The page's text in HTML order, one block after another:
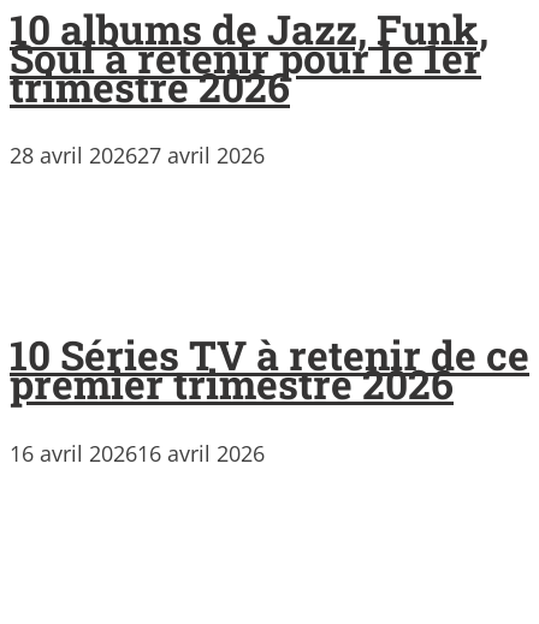
10 albums de Jazz, Funk,
Soul à retenir pour le 1er
trimestre 2026
28 avril 202627 avril 2026
10 Séries TV à retenir de ce
premier trimestre 2026
16 avril 202616 avril 2026